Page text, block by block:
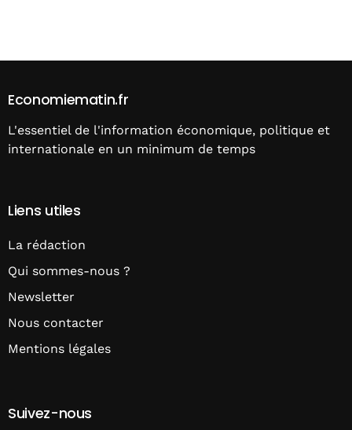
Economiematin.fr
L'essentiel de l'information économique, politique et
internationale en un minimum de temps
Liens utiles
La rédaction
Qui sommes-nous ?
Newsletter
Nous contacter
Mentions légales
Suivez-nous